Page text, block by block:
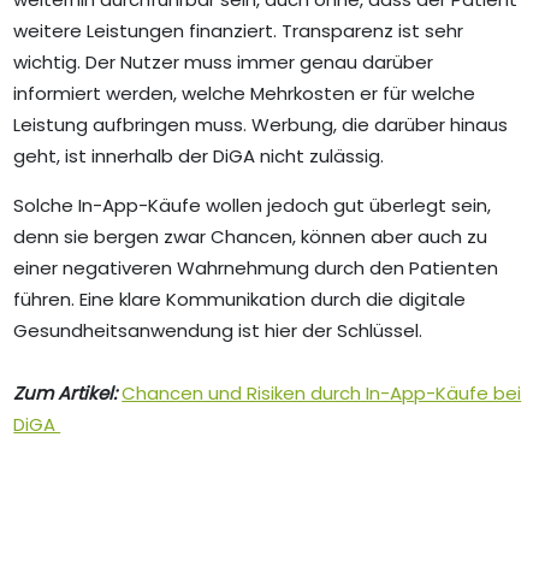
weitere Leistungen finanziert. Transparenz ist sehr
wichtig. Der Nutzer muss immer genau darüber
informiert werden, welche Mehrkosten er für welche
Leistung aufbringen muss. Werbung, die darüber hinaus
geht, ist innerhalb der DiGA nicht zulässig.
Solche In-App-Käufe wollen jedoch gut überlegt sein,
denn sie bergen zwar Chancen, können aber auch zu
einer negativeren Wahrnehmung durch den Patienten
führen. Eine klare Kommunikation durch die digitale
Gesundheitsanwendung ist hier der Schlüssel.
Zum Artikel:Chancen und Risiken durch In-App-Käufe bei
DiGA